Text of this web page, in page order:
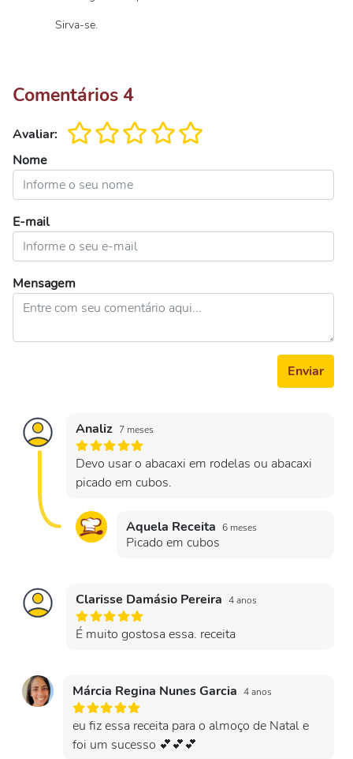
Sirva-se.
Comentários4
Avaliar:
Nome
E-mail
Mensagem
Enviar
Analiz 7 meses
Devo usar o abacaxi em rodelas ou abacaxi
picado em cubos.
Aquela Receita 6 meses
Picado em cubos
Clarisse Damásio Pereira 4 anos
É muito gostosa essa. receita
Márcia Regina Nunes Garcia 4 anos
eu fiz essa receita para o almoço de Natal e
foi um sucesso 💕💕💕